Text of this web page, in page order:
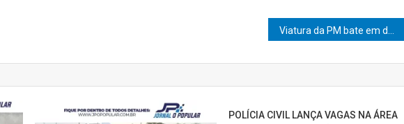
POLÍCIA CIVIL LANÇA VAGAS NA ÁREA